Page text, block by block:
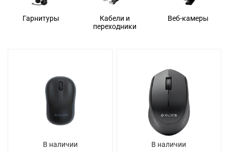
Гарнитуры
Кабели и
переходники
Веб-камеры
В наличии
В наличии